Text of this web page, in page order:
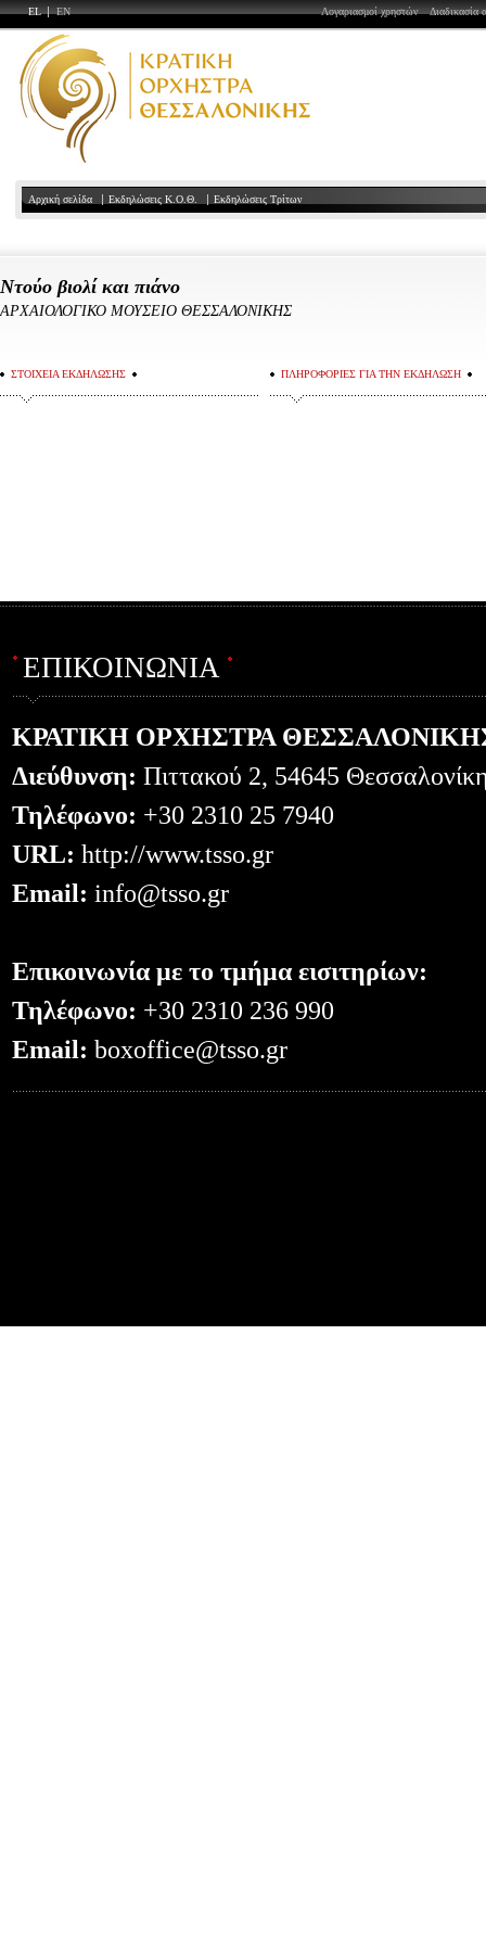
EN
EL Διαδικασία
Λογαριασμοί χρηστών
Αρχική σελίδα Εκδηλώσεις Κ.Ο.Θ. Εκδηλώσεις Τρίτων
Ντούο βιολί και πιάνο
ΑΡΧΑΙΟΛΟΓΙΚΟ ΜΟΥΣΕΙΟ ΘΕΣΣΑΛΟΝΙΚΗΣ
ΣΤΟΙΧΕΙΑ ΕΚΔΗΛΩΣΗΣ ΠΛΗΡΟΦΟΡΙΕΣ ΓΙΑ ΤΗΝ ΕΚΔΗΛΩΣΗ
ΕΠΙΚΟΙΝΩΝΙΑ
ΚΡΑΤΙΚΗ ΟΡΧΗΣΤΡΑ
Διεύθυνση: Πιττακού 2, 54645
Τηλέφωνο: +30 2310 25 7940
URL: http://www.tsso.gr
Email: info@tsso.gr
Επικοινωνία με το τμήμα εισιτηρίων:
Τηλέφωνο: +30 2310 236 990
Email: boxoffice@tsso.gr